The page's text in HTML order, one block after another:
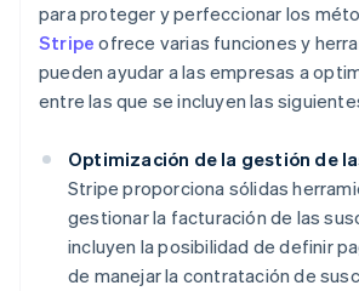
para proteger y perfeccionar los
Stripe ofrece varias funciones y
pueden ayudar a las empresas a
entre las que se incluyen las
Optimización de la gestión de
Stripe proporciona sólidas
gestionar la facturación de las
incluyen la posibilidad de definir
de manejar la contratación de